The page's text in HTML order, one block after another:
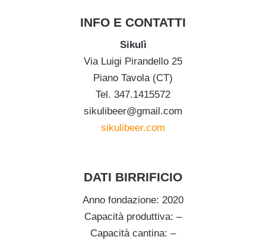
INFO E CONTATTI
Sikulì
Via Luigi Pirandello 25
Piano Tavola (CT)
Tel. 347.1415572
sikulibeer@gmail.com
sikulibeer.com
DATI BIRRIFICIO
Anno fondazione: 2020
Capacità produttiva: –
Capacità cantina: –